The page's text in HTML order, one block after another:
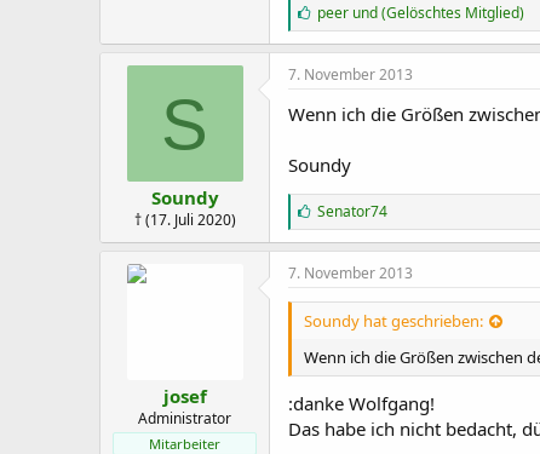
G
e
f
ä
l
t
i
:
peerund(Gelöschtes Mitglied)
S
Soundy
† (17. Juli 2020)
7. November 2013
Wenn ich die Größen
Soundy
G
e
f
ä
l
t
i
:
Senator74
josef
Administrator
Mitarbeiter
7. November 2013
Soundy hat geschrieben:
Wenn ich die Größen zwischen
:danke Wolfgang!
Das habe ich nicht bedacht,